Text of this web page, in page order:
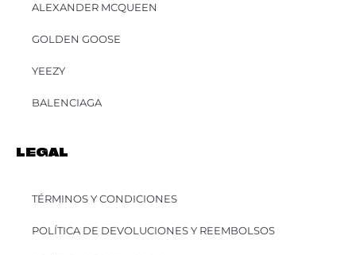
ALEXANDER MCQUEEN
GOLDEN GOOSE
YEEZY
BALENCIAGA
LEGAL
TÉRMINOS Y CONDICIONES
POLÍTICA DE DEVOLUCIONES Y REEMBOLSOS